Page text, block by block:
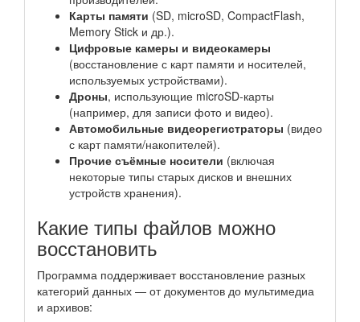
Карты памяти (SD, microSD, CompactFlash,
Memory Stick и др.).
Цифровые камеры и видеокамеры
(восстановление с карт памяти и носителей,
используемых устройствами).
Дроны, использующие microSD-карты
(например, для записи фото и видео).
Автомобильные видеорегистраторы (видео
с карт памяти/накопителей).
Прочие съёмные носители (включая
некоторые типы старых дисков и внешних
устройств хранения).
Какие типы файлов можно
восстановить
Программа поддерживает восстановление разных
категорий данных — от документов до мультимедиа
и архивов: